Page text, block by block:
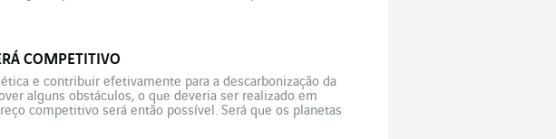
COMPETITIVO
e contribuir efetivamente para a descarbonização da
alguns obstáculos, o que deveria ser realizado em
competitivo será então possível. Será que os planetas